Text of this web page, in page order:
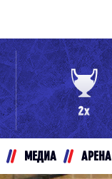
МЕДИА АРЕНА